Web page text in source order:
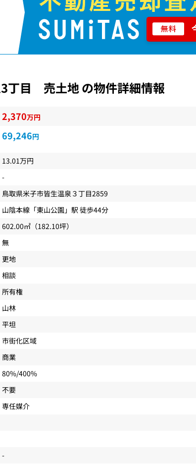
丁目 売土地 の物件詳細情報
2,370万円
69,246円
13.01万円
-
鳥取県米子市皆生温泉３丁目2859
山陰本線 「東山公園 」駅 徒歩44分
602.00㎡（182.10坪）
無
更地
相談
所有権
山林
平坦
市街化区域
商業
80%/400%
不要
専任媒介
-